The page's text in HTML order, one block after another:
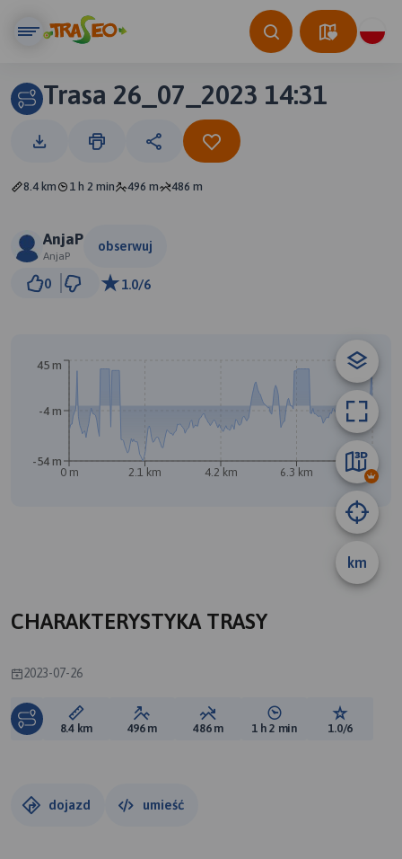
Trasa 26_07_2023 14:31
8.4 km 1 h 2 min 496 m 486 m
AnjaP
AnjaP
obserwuj
0 1.0/6
km
0 m 2.1 km 4.2 km 6.3 km 8.4 km
-54 m
-4 m
45 m
CHARAKTERYSTYKA TRASY
2023-07-26
Długość trasy:
8.4 km Suma przewyższeń:
496 m Suma spadków:
486 m Średni czas potrzebny
1 h 2 min Ocena
1.0/6
dojazd umieść